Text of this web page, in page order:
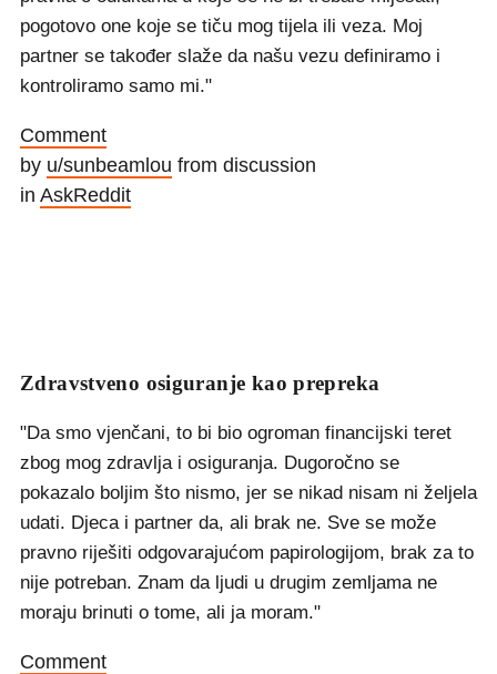
pogotovo one koje se tiču mog tijela ili veza. Moj
partner se također slaže da našu vezu definiramo i
kontroliramo samo mi."
Comment
by u/sunbeamlou from discussion
in AskReddit
Zdravstveno osiguranje kao prepreka
"Da smo vjenčani, to bi bio ogroman financijski teret
zbog mog zdravlja i osiguranja. Dugoročno se
pokazalo boljim što nismo, jer se nikad nisam ni željela
udati. Djeca i partner da, ali brak ne. Sve se može
pravno riješiti odgovarajućom papirologijom, brak za to
nije potreban. Znam da ljudi u drugim zemljama ne
moraju brinuti o tome, ali ja moram."
Comment